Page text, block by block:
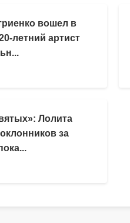
вошел в
летний артист
Лолита
за